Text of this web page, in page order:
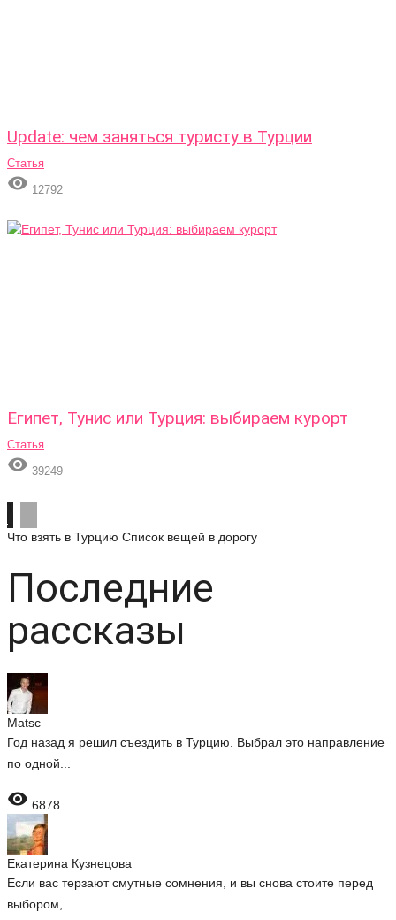
Update: чем заняться туристу в Турции
Статья
 12792
Египет, Тунис или Турция: выбираем курорт
Статья
 39249
Что взять в Турцию Список вещей в дорогу
Последние
рассказы
Matsc
Год назад я решил съездить в Турцию. Выбрал это направление
по одной...
 6878
Екатерина Кузнецова
Если вас терзают смутные сомнения, и вы снова стоите перед
выбором,...